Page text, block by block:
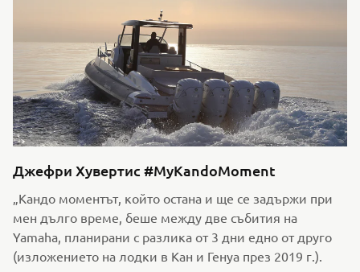
Джефри Хувертис #MyKandoMoment
„Кандо моментът, който остана и ще се задържи при
мен дълго време, беше между две събития на
Yamaha, планирани с разлика от 3 дни едно от друго
(изложението на лодки в Кан и Генуа през 2019 г.).